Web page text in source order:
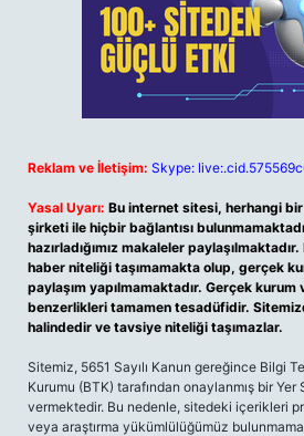
Reklam ve İletişim: Skype:
Yasal Uyarı: Bu internet sitesi, herhangi
şirketi ile hiçbir bağlantısı
hazırladığımız makaleler
haber niteliği taşımamakta olup, gerçek
paylaşım yapılmamaktadır. Gerçek
benzerlikleri tamamen tesadüfidir.
halindedir ve tavsiye niteliği taşımazlar.
Sitemiz, 5651 Sayılı Kanun gereğince Bilgi
Kurumu (BTK) tarafından onaylanmış bir Yer
vermektedir. Bu nedenle, sitedeki içerikleri
veya araştırma yükümlülüğümüz